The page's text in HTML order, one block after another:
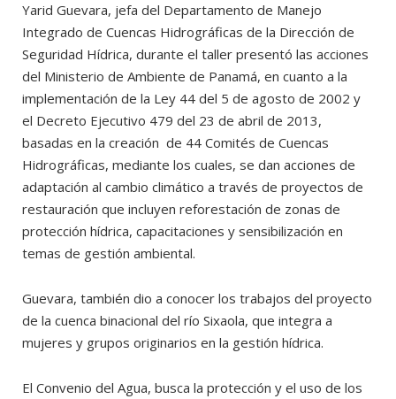
Yarid Guevara, jefa del Departamento de Manejo
Integrado de Cuencas Hidrográficas de la Dirección de
Seguridad Hídrica, durante el taller presentó las acciones
del Ministerio de Ambiente de Panamá, en cuanto a la
implementación de la Ley 44 del 5 de agosto de 2002 y
el Decreto Ejecutivo 479 del 23 de abril de 2013,
basadas en la creación de 44 Comités de Cuencas
Hidrográficas, mediante los cuales, se dan acciones de
adaptación al cambio climático a través de proyectos de
restauración que incluyen reforestación de zonas de
protección hídrica, capacitaciones y sensibilización en
temas de gestión ambiental.
Guevara, también dio a conocer los trabajos del proyecto
de la cuenca binacional del río Sixaola, que integra a
mujeres y grupos originarios en la gestión hídrica.
El Convenio del Agua, busca la protección y el uso de los